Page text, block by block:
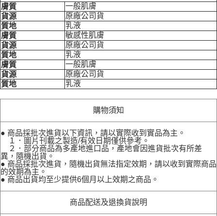
膚質
一般肌膚
貨源
原廠公司貨
質地
乳液
膚質
敏感性肌膚
貨源
原廠公司貨
質地
乳液
膚質
一般肌膚
貨源
原廠公司貨
質地
乳液
購物須知
● 商品採批次進貨以下資訊，請以實際收到實品為主。
１．圖片刊載之製造/有效日期僅供參考。
２．部分商品為多產地進口品，產地會因進貨批次有所差
異，隨機出貨。
● 商品採批次進貨，隨機出貨無法指定效期，請以收到實際商品
的效期為主。
● 商品出貨均至少提供6個月以上效期之商品。
商品配送及退換貨說明